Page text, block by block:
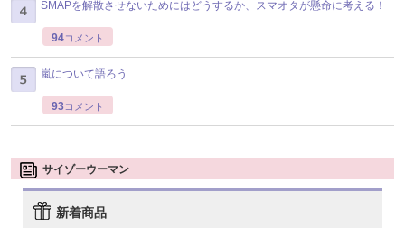
SMAPを解散させないためにはどうするか、スマオタが懸命に考える！
94コメント
嵐について語ろう
93コメント
サイゾーウーマン
新着商品